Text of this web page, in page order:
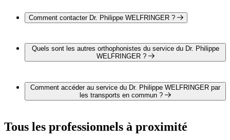
Girac 16470 SAINT MICHEL D'ENTRAYGUES
Comment contacter Dr. Philippe WELFRINGER ?
téléphone au 05 45 24 40 40.
Quels sont les autres orthophonistes du service du Dr. Philippe
WELFRINGER ?
Dr. Philippe WELFRINGER :
Dr. Alain CHAMBRIN
Dr. Ludwig AIT SLIMANE
Comment accéder au service du Dr. Philippe WELFRINGER par
les transports en commun ?
proximité des arrêts suivants :
Bus - Girac
Tous les professionnels à proximité